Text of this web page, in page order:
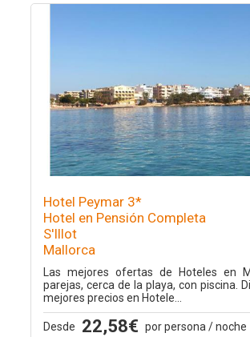
Hotel Peymar 3*
Hotel en Pensión Completa
S'Illot
Mallorca
Las mejores ofertas de Hoteles en
parejas, cerca de la playa, con piscina.
mejores precios en Hotele...
Desde 22,58€ por persona / noche